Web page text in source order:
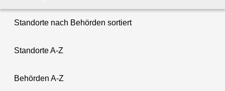
Standorte nach Behörden sortiert
Standorte A-Z
Behörden A-Z